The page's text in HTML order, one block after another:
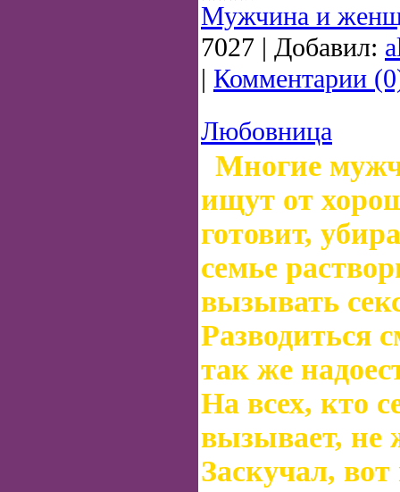
Мужчина и
7027 | Добавил:
| Комментарии
Любовница
Многие
ищут от
готовит,
семье
вызывать
Разводиться
так же
На всех, кто
вызывает, не
Заскучал,